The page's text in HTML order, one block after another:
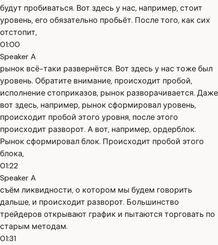
будут пробиваться. Вот здесь у нас, например, стоит
уровень, его обязательно пробьёт. После того, как сих
отстопит,
01:00
Speaker A
рынок всё-таки развернётся. Вот здесь у нас тоже был
уровень. Обратите внимание, происходит пробой,
исполнение стоприказов, рынок разворачивается. Даже
вот здесь, например, рынок сформировал уровень,
происходит пробой этого уровня, после этого
происходит разворот. А вот, например, ордерблок.
Рынок сформировал блок. Происходит пробой этого
блока,
01:22
Speaker A
съём ликвидности, о котором мы будем говорить
дальше, и происходит разворот. Большинство
трейдеров открывают график и пытаются торговать по
старым методам.
01:31